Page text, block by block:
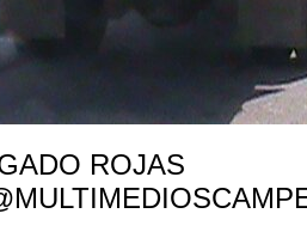
ROJAS